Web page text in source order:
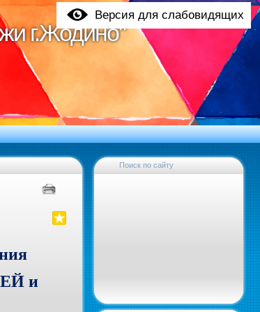
Версия для слабовидящих
г.Жодино"
г.Жодино"
и
Поиск по сайту